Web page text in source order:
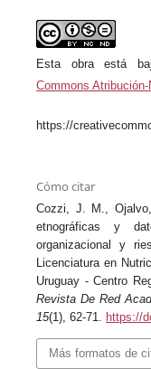
Esta obra está
Commons
https://
Cómo citar
Cozzi, J. M.,
etnográficas y
organizacional y
Licenciatura en
Uruguay - Centro
Revista De Red
15(1), 62-71. https://
Más formatos de